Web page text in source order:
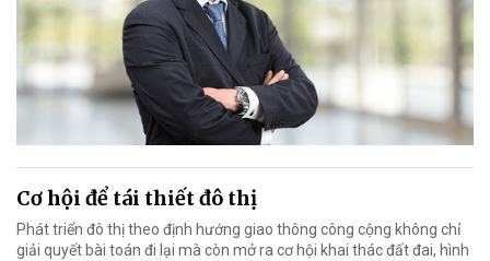
Cơ hội để tái thiết đô thị
Phát triển đô thị theo định hướng giao thông công cộng không chỉ
giải quyết bài toán đi lại mà còn mở ra cơ hội khai thác đất đai, hình